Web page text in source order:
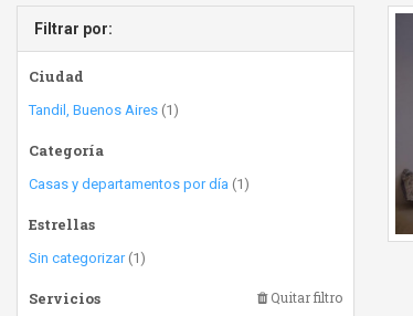
Filtrar por:
Ciudad
Tandil, Buenos Aires (1)
Categoría
Casas y departamentos por día (1)
Estrellas
Sin categorizar(1)
Servicios Quitar filtro